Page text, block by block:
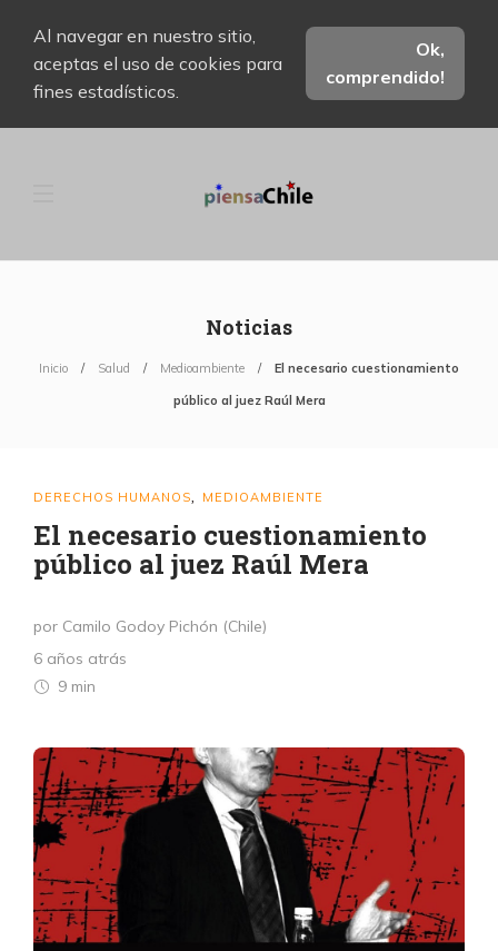
Al navegar en nuestro sitio,
aceptas el uso de cookies para
fines estadísticos.
Ok,
comprendido!
Noticias
Inicio Salud Medioambiente El necesario cuestionamiento
público al juez Raúl Mera
DERECHOS HUMANOS MEDIOAMBIENTE
El necesario cuestionamiento
público al juez Raúl Mera
por Camilo Godoy Pichón (Chile)
6 años atrás
9 min